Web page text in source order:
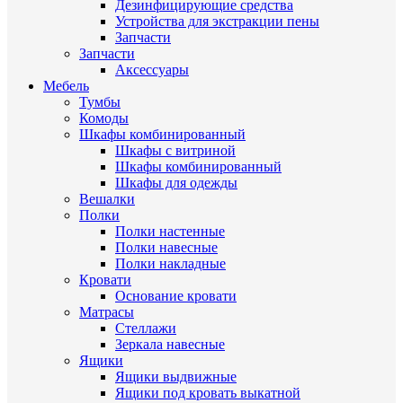
Дезинфицирующие средства
Устройства для экстракции пены
Запчасти
Запчасти
Аксессуары
Мебель
Тумбы
Комоды
Шкафы комбинированный
Шкафы с витриной
Шкафы комбинированный
Шкафы для одежды
Вешалки
Полки
Полки настенные
Полки навесные
Полки накладные
Кровати
Основание кровати
Матрасы
Стеллажи
Зеркала навесные
Ящики
Ящики выдвижные
Ящики под кровать выкатной